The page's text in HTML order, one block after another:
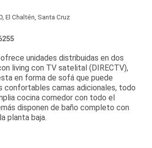
El Chaltén Santa Cruz
unidades distribuidas en dos
living con TV satelital (DIRECTV),
en forma de sofá que puede
confortables camas adicionales, todo
cocina comedor con todo el
disponen de baño completo con
planta baja.